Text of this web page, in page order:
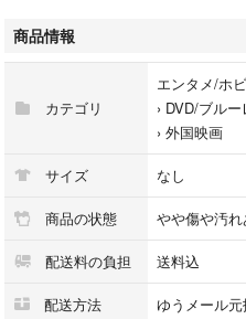
☆未再生ですが目視検査をしキズ
●撮影画像は、見た目や色味に実物
●レンタル落ちの商品につきバーコ
ます
●写真は現物です。歌詞カード等の
●商品でケースが破損している場合
●ゆうメール元払いで発送します、
●土日祝日は定休日の為、平日の
る場合がございます
●ゆうメール便は土日の配達はして
商品情報
カテゴリ
エンタメ/ホ
› DVD/ブルー
› 外国映画
サイズ なし
商品の状態 やや傷や汚れ
配送料の負担 送料込
配送方法 ゆうメール